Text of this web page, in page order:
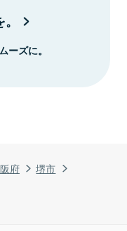
府
堺市
ーズに。